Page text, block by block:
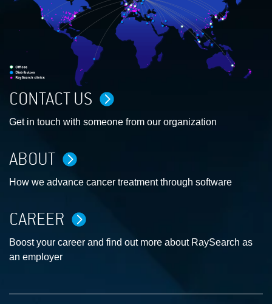
CONTACT US
Get in touch with someone from our organization
ABOUT
How we advance cancer treatment through software
CAREER
Boost your career and find out more about RaySearch as
an employer